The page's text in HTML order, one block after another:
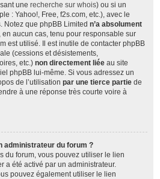
une recherche sur whois) ou si un
: Yahoo!, Free, f2s.com, etc.), avec le
Notez que phpBB Limited n’a absolument
en aucun cas, tenu pour responsable sur
est utilisé. Il est inutile de contacter phpBB
(cessions et désistements,
etc.) non directement liée au site
phpBB lui-même. Si vous adressez un
de l’utilisation par une tierce partie de
à une réponse très courte voire à
administrateur du forum ?
du forum, vous pouvez utiliser le lien
a été activé par un administrateur.
pouvez également utiliser le lien